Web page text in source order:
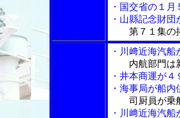
・国交省の１
・山縣記念財
第７１集の
・川﨑近海汽
内航部門は
・井本商運が
・海事局が船
司厨員が乗
・川﨑近海汽